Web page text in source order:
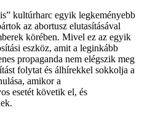
kultúrharc egyik legkeményebb
az abortusz elutasításával
körében. Mivel ez az egyik
eszköz, amit a leginkább
propaganda nem elégszik meg
folytat és álhírekkel sokkolja a
amikor a
esetét követik el, és